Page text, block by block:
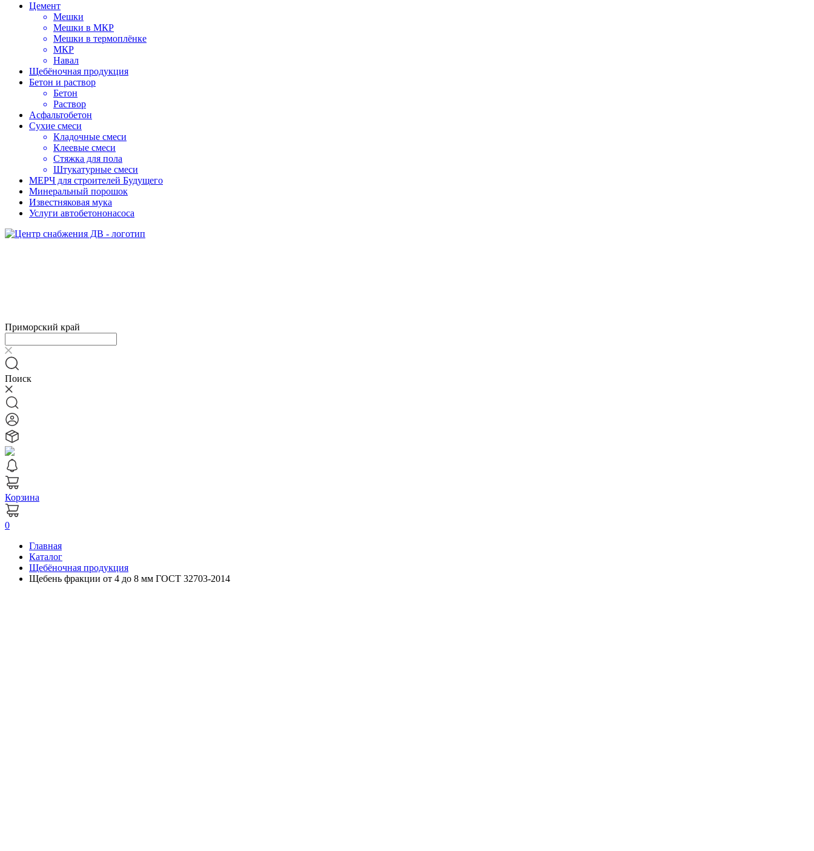
Цемент
Мешки
Мешки в МКР
Мешки в термоплёнке
МКР
Навал
Щебёночная продукция
Бетон и раствор
Бетон
Раствор
Асфальтобетон
Сухие смеси
Кладочные смеси
Клеевые смеси
Стяжка для пола
Штукатурные смеси
МЕРЧ для строителей Будущего
Минеральный порошок
Известняковая мука
Услуги автобетононасоса
Приморский край
Поиск
Корзина
0
Главная
Каталог
Щебёночная продукция
Щебень фракции от 4 до 8 мм ГОСТ 32703-2014